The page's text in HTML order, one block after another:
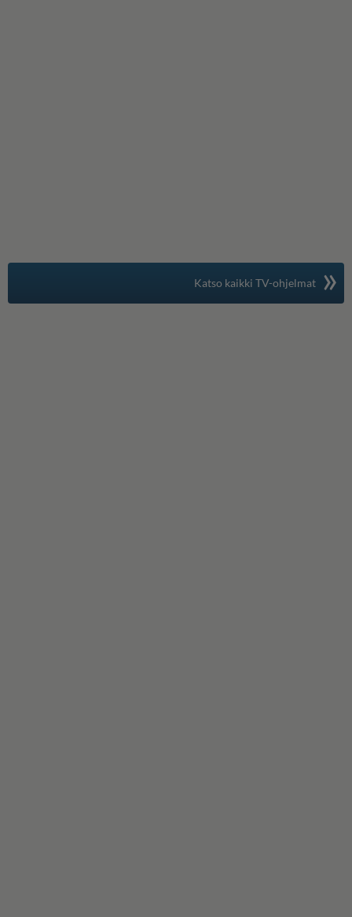
Katso kaikki TV-ohjelmat »